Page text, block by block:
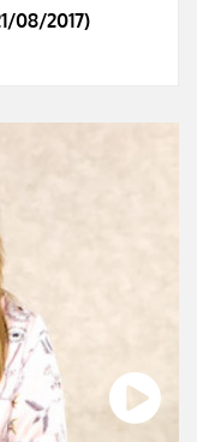
08/2017)